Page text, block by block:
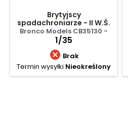
Brytyjscy
spadachroniarze - II W.Ś.
- zestaw A
Bronco Models CB35130 -
1/35
 Brak
Termin wysyłki Nieokreślony